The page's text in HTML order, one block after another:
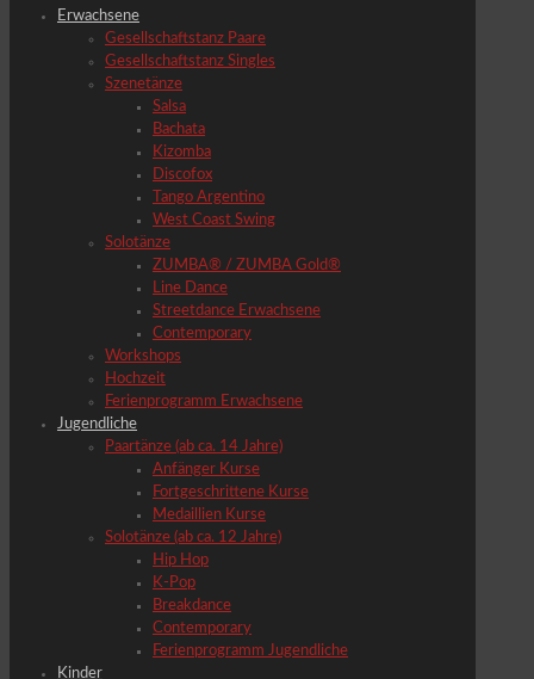
Erwachsene
Gesellschaftstanz Paare
Gesellschaftstanz Singles
Szenetänze
Salsa
Bachata
Kizomba
Discofox
Tango Argentino
West Coast Swing
Solotänze
ZUMBA® / ZUMBA Gold®
Line Dance
Streetdance Erwachsene
Contemporary
Workshops
Hochzeit
Ferienprogramm Erwachsene
Jugendliche
Paartänze (ab ca. 14 Jahre)
Anfänger Kurse
Fortgeschrittene Kurse
Medaillien Kurse
Solotänze (ab ca. 12 Jahre)
Hip Hop
K-Pop
Breakdance
Contemporary
Ferienprogramm Jugendliche
Kinder